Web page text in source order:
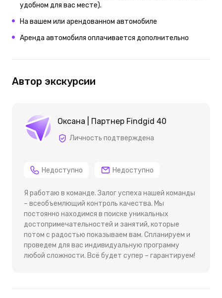
удобном для вас месте).
На вашем или арендованном автомобиле
Аренда автомобиля оплачивается дополнительно
Автор экскурсии
Оксана | Партнер Findgid 40
Личность подтверждена
Недоступно Недоступно
Я работаю в команде. Залог успеха нашей команды
– всеобъемлющий контроль качества. Мы
постоянно находимся в поиске уникальных
достопримечательностей и занятий, которые
потом с радостью показываем вам. Спланируем и
проведем для вас индивидуальную программу
любой сложности. Всё будет супер – гарантируем!